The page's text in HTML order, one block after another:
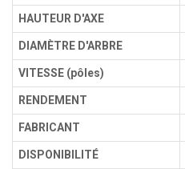
HAUTEUR D'AXE
DIAMÈTRE D'ARBRE
VITESSE (pôles)
RENDEMENT
FABRICANT
DISPONIBILITÉ